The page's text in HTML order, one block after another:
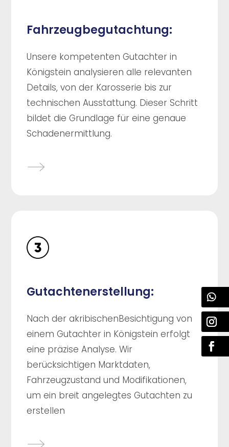
Fahrzeugbegutachtung:
Unsere kompetenten Gutachter in
Königstein analysieren alle relevanten
Details, von der Karosserie bis zur
technischen Ausstattung. Dieser Schritt
bildet die Grundlage für eine genaue
Schadenermittlung.
Gutachtenerstellung:
Nach der akribischenBesichtigung von
einem Gutachter in Königstein erfolgt
eine präzise Analyse. Wir
berücksichtigen Marktdaten,
Fahrzeugzustand und Modifikationen,
um ein breit angelegtes Gutachten zu
erstellen